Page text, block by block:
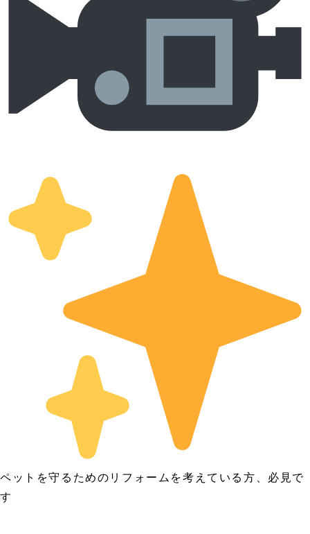
ペットを守るためのリフォームを考えている方、必見で
す